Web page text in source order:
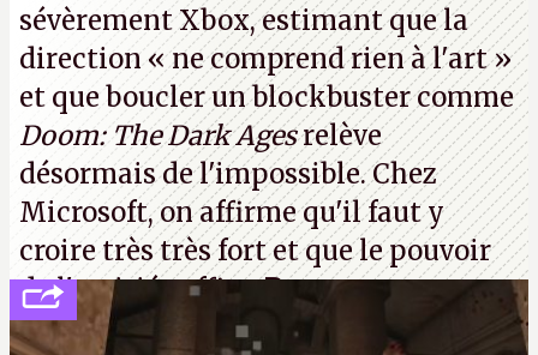
sévèrement Xbox, estimant que la
direction« ne comprend rien à l'art »
et que boucler un blockbuster comme
Doom: The Dark Agesrelève
désormais de l'impossible. Chez
Microsoft, on affirme qu'il faut y
croire très très fort et que le pouvoir
de l'amitié suffira.P.